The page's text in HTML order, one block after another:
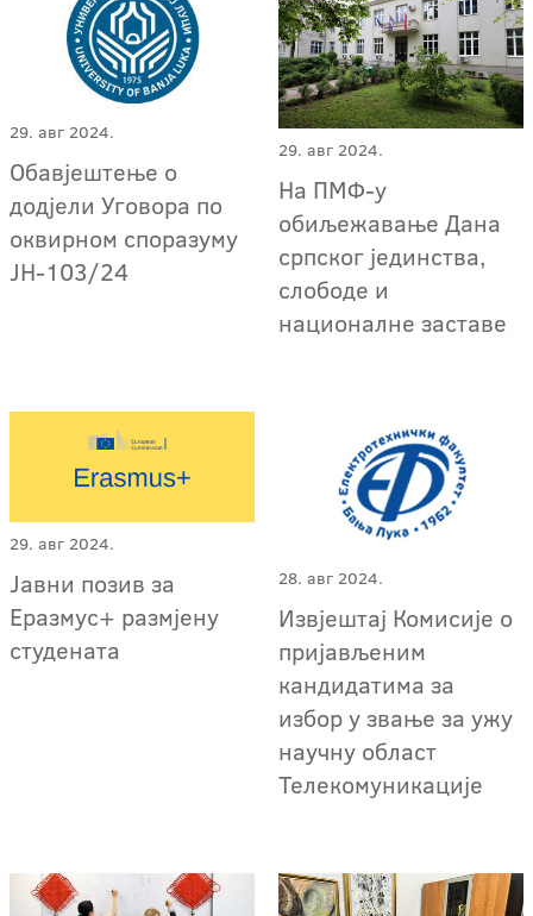
29. авг 2024.
Обавјештење о
додјели Уговора по
оквирном споразуму
ЈН-103/24
29. авг 2024.
На ПМФ-у
обиљежавање Дана
српског јединства,
слободе и
националне заставе
29. авг 2024.
Јавни позив за
Еразмус+ размјену
студената
28. авг 2024.
Извјештај Комисије о
пријављеним
кандидатима за
избор у звање за ужу
научну област
Телекомуникације